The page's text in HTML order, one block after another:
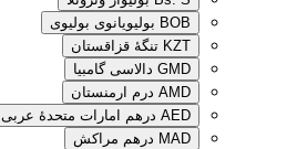
BOB بولیویانوی بولیوی
KZT تنگهٔ قزاقستان
GMD دالاسی گامبیا
AMD درم ارمنستان
AED درهم امارات متحدهٔ عربی
MAD درهم مراکش